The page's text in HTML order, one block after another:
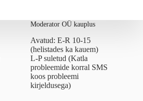
Moderator OÜ kauplus
Avatud: E-R 10-15
(helistades ka kauem)
L-P suletud (Katla
probleemide korral SMS
koos probleemi
kirjeldusega)